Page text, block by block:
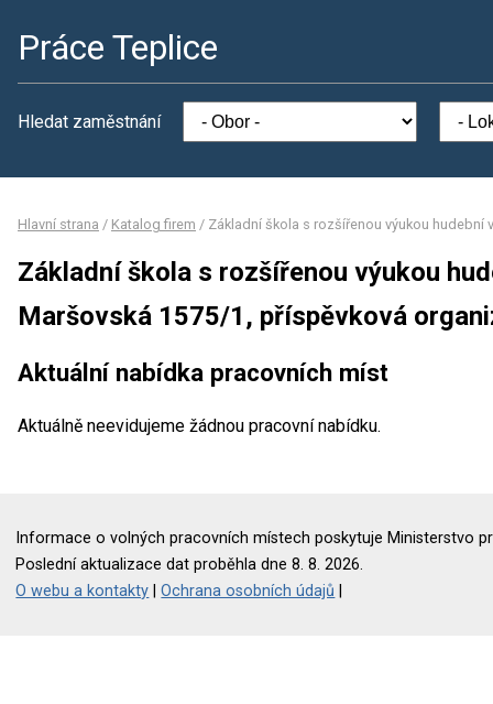
Práce Teplice
Hledat zaměstnání
Hlavní strana / Katalog firem / Základní škola s rozšířenou výukou hudební
Základní škola s rozšířenou výukou
Maršovská 1575/1, příspěvková
Aktuální nabídka pracovních míst
Aktuálně neevidujeme žádnou pracovní nabídku.
Informace o volných pracovních místech poskytuje Ministerstvo
Poslední aktualizace dat proběhla dne 8. 8. 2026.
O webu a kontakty |Ochrana osobních údajů